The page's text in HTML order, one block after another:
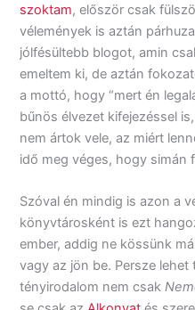
szoktam, először csak
vélemények is aztán
jólfésültebb blogot, amin
emeltem ki, de aztán
a mottó, hogy “mert én
bűnös élvezet kifejezéssel
nem ártok vele, az miért
idő meg véges, hogy simán
Szóval én mindig is azon a
könyvtárosként is ezt
ember, addig ne kössünk
vagy az jön be. Persze lehet
tényirodalom nem csak